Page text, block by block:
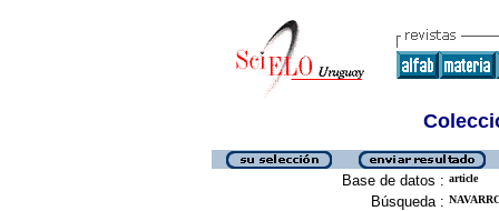
Base de datos : article
Búsqueda :